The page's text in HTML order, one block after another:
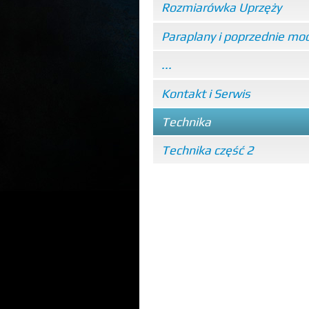
Rozmiarówka Uprzęży
Paraplany i poprzednie
...
Kontakt i Serwis
Technika
Technika część 2